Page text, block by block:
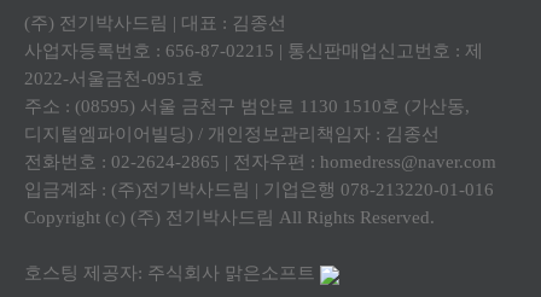
(주) 전기박사드림 | 대표 : 김종선
사업자등록번호 : 656-87-02215 | 통신판매업신고번호 : 제
2022-서울금천-0951호
주소 : (08595) 서울 금천구 범안로 1130 1510호 (가산동,
디지털엠파이어빌딩) / 개인정보관리책임자 : 김종선
전화번호 : 02-2624-2865 | 전자우편 : homedress@naver.com
입금계좌 : (주)전기박사드림 | 기업은행 078-213220-01-016
Copyright (c) (주) 전기박사드림 All Rights Reserved.
호스팅 제공자: 주식회사 맑은소프트